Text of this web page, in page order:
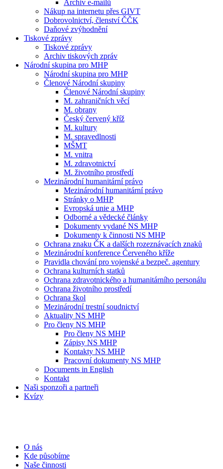
Archiv e-mailů
Nákup na internetu přes GIVT
Dobrovolnictví, členství ČČK
Daňové zvýhodnění
Tiskové zprávy
Tiskové zprávy
Archiv tiskových zpráv
Národní skupina pro MHP
Národní skupina pro MHP
Členové Národní skupiny
Členové Národní skupiny
M. zahraničních věcí
M. obrany
Český červený kříž
M. kultury
M. spravedlnosti
MŠMT
M. vnitra
M. zdravotnictví
M. životního prostředí
Mezinárodní humanitární právo
Mezinárodní humanitární právo
Stránky o MHP
Evropská unie a MHP
Odborné a vědecké články
Dokumenty vydané NS MHP
Dokumenty k činnosti NS MHP
Ochrana znaku ČK a dalších rozeznávacích znaků
Mezinárodní konference Červeného kříže
Pravidla chování pro vojenské a bezpeč. agentury
Ochrana kulturních statků
Ochrana zdravotnického a humanitárního personálu
Ochrana životního prostředí
Ochrana škol
Mezinárodní trestní soudnictví
Aktuality NS MHP
Pro členy NS MHP
Pro členy NS MHP
Zápisy NS MHP
Kontakty NS MHP
Pracovní dokumenty NS MHP
Documents in English
Kontakt
Naši sponzoři a partneři
Kvízy
O nás
Kde působíme
Naše činnosti